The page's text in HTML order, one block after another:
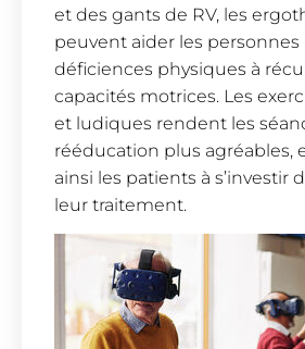
et des gants de RV, les
peuvent aider les
déficiences physiques à
capacités motrices. Les
et ludiques rendent les
rééducation plus agréables,
ainsi les patients à s’investir
leur traitement.